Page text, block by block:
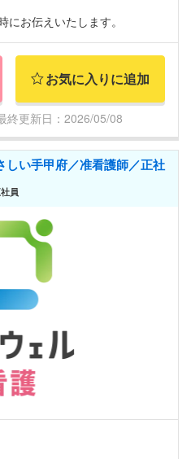
にお伝えいたします。
お気に入りに追加
更新日：2026/05/08
しい手甲府／准看護師／正社
員